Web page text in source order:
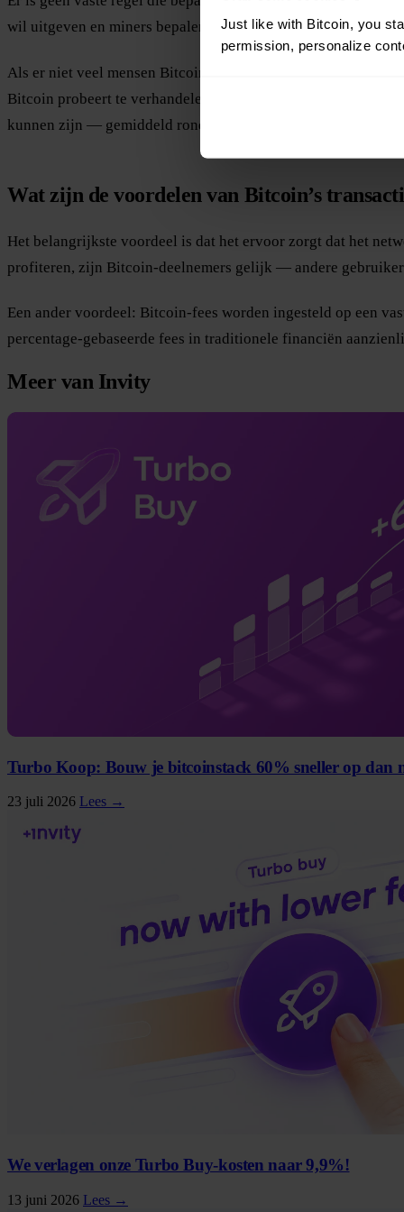
Just like with Bitcoin, you
permission, personalize
wil uitgeven en miners bepalen of de voorgestelde fee
Als er niet veel mensen Bitcoin proberen uit te geven, is er
Bitcoin probeert te verhandelen, krijgen transacties met de
kunnen zijn — gemiddeld rond $37–$59 tijdens periodes van
Wat zijn de voordelen van Bitcoin’s
Het belangrijkste voordeel is dat het ervoor zorgt dat het
profiteren, zijn Bitcoin-deelnemers gelijk — andere
Een ander voordeel: Bitcoin-fees worden ingesteld op een
percentage-gebaseerde fees in traditionele financiën
Meer van Invity
Turbo Koop: Bouw je bitcoinstack 60% sneller op dan
23 juli 2026 Lees →
We verlagen onze Turbo Buy-kosten naar 9,9%!
13 juni 2026 Lees →